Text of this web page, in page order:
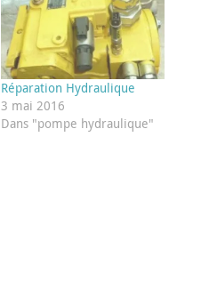
Réparation Hydraulique
3 mai 2016
Dans "pompe hydraulique"